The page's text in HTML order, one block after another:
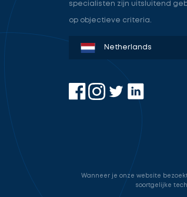
specialisten zijn uitsluitend
op objectieve criteria.
Denmark
Sweden
Norway
Netherlands
Germany
USA
Wanneer je onze website
soortgelijke